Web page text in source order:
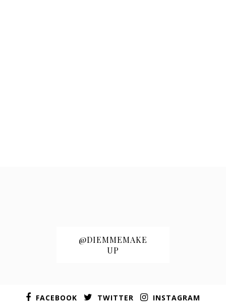
@DIEMMEMAKE
UP
FACEBOOK TWITTER INSTAGRAM